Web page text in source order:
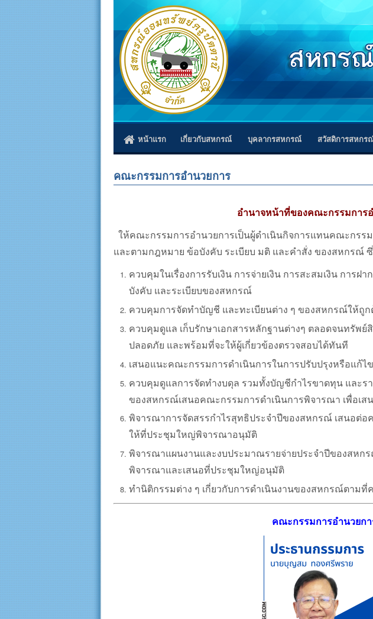
หน้าแรก เกี่ยวกับสหกรณ์ บุคลากรสหกรณ์ สวัสดิการสหกร
คณะกรรมการอำนวยการ
อำนาจหน้าที่ของคณะกรรมการ
ให้คณะกรรมการอำนวยการเป็นผู้ดำเนินกิจการแทนคณะกรร
และตามกฎหมาย ข้อบังคับ ระเบียบ มติ และคำสั่ง ของสหกรณ์
ควบคุมในเรื่องการรับเงิน การจ่ายเงิน การสะสมเงิน การฝ
บังคับ และระเบียบของสหกรณ์
ควบคุมการจัดทำบัญชี และทะเบียนต่าง ๆ ของสหกรณ์ให้ถูก
ควบคุมดูแล เก็บรักษาเอกสารหลักฐานต่างๆ ตลอดจนทรัพ
ปลอดภัย และพร้อมที่จะให้ผู้เกี่ยวข้องตรวจสอบได้ทันที
เสนอแนะคณะกรรมการดำเนินการในการปรับปรุงหรือแก้
ควบคุมดูแลการจัดทำงบดุล รวมทั้งบัญชีกำไรขาดทุน และร
ของสหกรณ์เสนอคณะกรรมการดำเนินการพิจารณา เพื่อเ
พิจารณาการจัดสรรกำไรสุทธิประจำปีของสหกรณ์ เสนอต่
ให้ที่ประชุมใหญ่พิจารณาอนุมัติ
พิจารณาแผนงานและงบประมาณรายจ่ายประจำปีของสหก
พิจารณาและเสนอที่ประชุมใหญ่อนุมัติ
ทำนิติกรรมต่าง ๆ เกี่ยวกับการดำเนินงานของสหกรณ์ตาม
คณะกรรมการอำนวยก